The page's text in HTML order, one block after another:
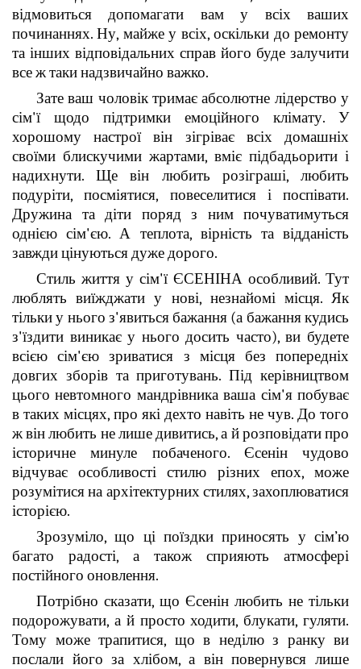
відмовиться допомагати вам у всіх ваших
починаннях. Ну, майже у всіх, оскільки до ремонту
та інших відповідальних справ його буде залучити
все ж таки надзвичайно важко.
Зате ваш чоловік тримає абсолютне лідерство у
сім'ї щодо підтримки емоційного клімату. У
хорошому настрої він зігріває всіх домашніх
своїми блискучими жартами, вміє підбадьорити і
надихнути. Ще він любить розіграші, любить
подуріти, посміятися, повеселитися і поспівати.
Дружина та діти поряд з ним почуватимуться
однією сім'єю. А теплота, вірність та відданість
завжди цінуються дуже дорого.
Стиль життя у сім'ї ЄСЕНІНА особливий. Тут
люблять виїжджати у нові, незнайомі місця. Як
тільки у нього з'явиться бажання (а бажання кудись
з'їздити виникає у нього досить часто), ви будете
всією сім'єю зриватися з місця без попередніх
довгих зборів та приготувань. Під керівництвом
цього невтомного мандрівника ваша сім'я побуває
в таких місцях, про які дехто навіть не чув. До того
ж він любить не лише дивитись, а й розповідати про
історичне минуле побаченого. Єсенін чудово
відчуває особливості стилю різних епох, може
розумітися на архітектурних стилях, захоплюватися
історією.
Зрозуміло, що ці поїздки приносять у сім’ю
багато радості, а також сприяють атмосфері
постійного оновлення.
Потрібно сказати, що Єсенін любить не тільки
подорожувати, а й просто ходити, блукати, гуляти.
Тому може трапитися, що в неділю з ранку ви
послали його за хлібом, а він повернувся лише